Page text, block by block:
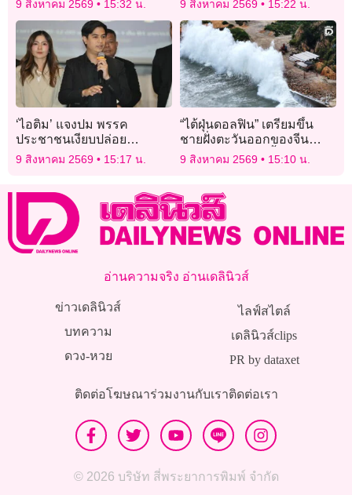
9 สิงหาคม 2569 15:32 น.
เจ้าภาพต่อปี 2570
9 สิงหาคม 2569 15:22 น.
‘ไอติม’ แจงปม พรรค
ประชาชนเงียบปล่อย
‘อนุสรณ์’ ประท้วงรัฐสภา
9 สิงหาคม 2569 15:17 น.
“ไต้ฝุ่นดอลฟิน” เตรียมขึ้น
ชายฝั่งตะวันออกของจีน
ทางการเตือนภัยน้ำท่วม-ดิน
9 สิงหาคม 2569 15:10 น.
อ่านความจริง อ่านเดลินิวส์
ข่าวเดลินิวส์
บทความ
ดวง-หวย
ไลฟ์สไตล์
เดลินิวส์clips
PR by dataxet
ติดต่อโฆษณาร่วมงานกับเราติดต่อเรา
© 2026 บริษัท สี่พระยาการพิมพ์ จำกัด